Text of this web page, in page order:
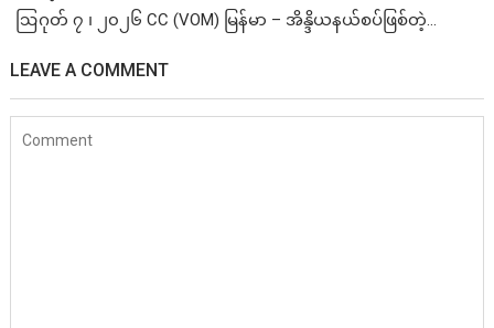
ဩဂုတ် ၇ ၊ ၂၀၂၆ CC (VOM) မြန်မာ – အိန္ဒိယနယ်စပ်ဖြစ်တဲ့...
LEAVE A COMMENT